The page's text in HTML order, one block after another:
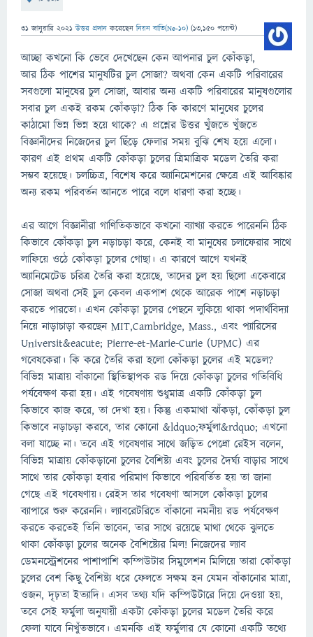
31 জানুয়ারি 2021 উত্তর প্রদান করেছেননিয়ন বাতি(Ne-10) (13,150 পয়েন্ট)
আচ্ছা কখনো কি ভেবে দেখেছেন কেন আপনার চুল কোঁকড়া,
আর ঠিক পাশের মানুষটির চুল সোজা? অথবা কেন একটি পরিবারের
সবগুলো মানুষের চুল সোজা, আবার অন্য একটি পরিবারের মানুষগুলোর
সবার চুল একই রকম কোঁকড়া? ঠিক কি কারণে মানুষের চুলের
কাঠামো ভিন্ন ভিন্ন হয়ে থাকে? এ প্রশ্নের উত্তর খুঁজতে খুঁজতে
বিজ্ঞানীদের নিজেদের চুল ছিঁড়ে ফেলার সময় বুঝি শেষ হয়ে এলো।
কারণ এই প্রথম একটি কোঁকড়া চুলের ত্রিমাত্রিক মডেল তৈরি করা
সম্ভব হয়েছে। চলচ্চিত্র, বিশেষ করে অ্যানিমেশনের ক্ষেত্রে এই আবিষ্কার
অন্য রকম পরিবর্তন আনতে পারে বলে ধারণা করা হচ্ছে।
এর আগে বিজ্ঞানীরা গাণিতিকভাবে কখনো ব্যাখ্যা করতে পারেননি ঠিক
কিভাবে কোঁকড়া চুল নড়াচড়া করে, কেনই বা মানুষের চলাফেরার সাথে
লাফিয়ে ওঠে কোঁকড়া চুলের গোছা। এ কারণে আগে যখনই
অ্যানিমেটেড চরিত্র তৈরি করা হয়েছে, তাদের চুল হয় ছিলো একেবারে
সোজা অথবা সেই চুল কেবল একপাশ থেকে আরেক পাশে নড়াচড়া
করতে পারতো। এখন কোঁকড়া চুলের পেছনে লুকিয়ে থাকা পদার্থবিদ্যা
নিয়ে নাড়াচাড়া করছেন MIT,Cambridge, Mass., এবং প্যারিসের
Universit&eacute; Pierre-et-Marie-Curie (UPMC) এর
গবেষকেরা। কি করে তৈরি করা হলো কোঁকড়া চুলের এই মডেল?
বিভিন্ন মাত্রায় বাঁকানো স্থিতিস্থাপক রড দিয়ে কোঁকড়া চুলের গতিবিধি
পর্যবেক্ষণ করা হয়। এই গবেষণায় শুধুমাত্র একটি কোঁকড়া চুল
কিভাবে কাজ করে, তা দেখা হয়। কিন্তু একমাথা ঝাঁকড়া, কোঁকড়া চুল
কিভাবে নড়াচড়া করবে, তার কোনো &ldquo;ফর্মুলা&rdquo; এখনো
বলা যাচ্ছে না। তবে এই গবেষণার সাথে জড়িত পেদ্রো রেইস বলেন,
বিভিন্ন মাত্রায় কোঁকড়ানো চুলের বৈশিষ্ট্য এবং চুলের দৈর্ঘ্য বাড়ার সাথে
সাথে তার কোঁকড়া হবার পরিমাণ কিভাবে পরিবর্তিত হয় তা জানা
গেছে এই গবেষণায়। রেইস তার গবেষণা আসলে কোঁকড়া চুলের
ব্যাপারে শুরু করেননি। ল্যাবরেটরিতে বাঁকানো নমনীয় রড পর্যবেক্ষণ
করতে করতেই তিনি ভাবেন, তার সাথে রয়েছে মাথা থেকে ঝুলতে
থাকা কোঁকড়া চুলের অনেক বৈশিষ্ট্যের মিল! নিজেদের ল্যাব
ডেমনস্ট্রেশনের পাশাপাশি কম্পিউটার সিমুলেশন মিলিয়ে তারা কোঁকড়া
চুলের বেশ কিছু বৈশিষ্ট্য ধরে ফেলতে সক্ষম হন যেমন বাঁকানোর মাত্রা,
ওজন, দৃঢ়তা ইত্যাদি। এসব তথ্য যদি কম্পিউটারে দিয়ে দেওয়া হয়,
তবে সেই ফর্মুলা অনুযায়ী একটা কোঁকড়া চুলের মডেল তৈরি করে
ফেলা যাবে নিখুঁতভাবে। এমনকি এই ফর্মুলার যে কোনো একটি তথ্যে